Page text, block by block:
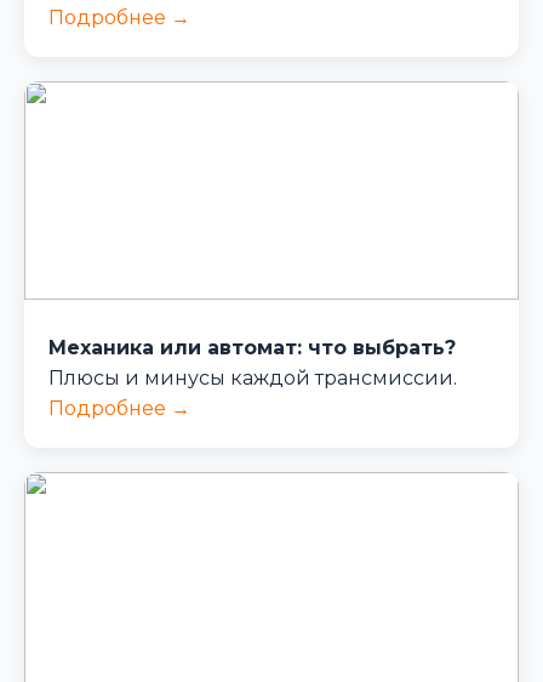
Подробнее →
Механика или автомат: что выбрать?
Плюсы и минусы каждой трансмиссии.
Подробнее →